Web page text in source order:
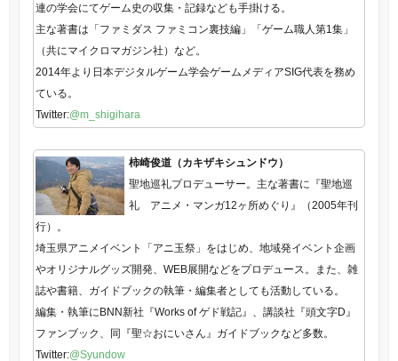
連の学会にてゲーム史の収集・記録なども手掛ける。
主な著書は「ファミダス ファミコン裏技編」「ゲーム職人第1集」
（共にマイクロマガジン社）など。
2014年より日本デジタルゲーム学会ゲームメディアSIG代表を務め
ている。
Twitter:@m_shigihara
柿崎俊道（カキザキシュンドウ）
聖地巡礼プロデューサー。主な著書に『聖地巡
礼 アニメ・マンガ12ヶ所めぐり』（2005年刊
行）。
埼玉県アニメイベント「アニ玉祭」をはじめ、地域発イベント企画
やオリジナルグッズ開発、WEB展開などをプロデュース。また、雑
誌や書籍、ガイドブックの執筆・編集者としても活動している。
編集・執筆にBNN新社『Works of ゲド戦記』、講談社『頭文字D』
ファンブック、同『聖☆おにいさん』ガイドブックなど多数。
Twitter:@Syundow